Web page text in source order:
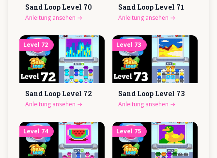
Sand Loop Level 70
Anleitung ansehen →
Sand Loop Level 71
Anleitung ansehen →
Level 72
Sand Loop Level 72
Anleitung ansehen →
Level 73
Sand Loop Level 73
Anleitung ansehen →
Level 74 Level 75